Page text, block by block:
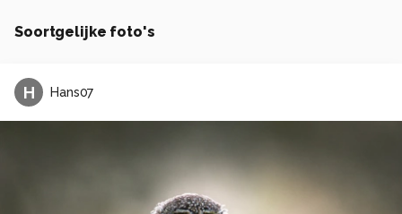
Soortgelijke foto's
H Hans07